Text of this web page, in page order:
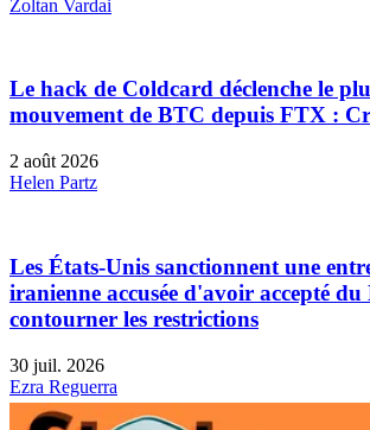
Zoltan Vardai
Le hack de Coldcard déclenche le
mouvement de BTC depuis FTX :
2 août 2026
Helen Partz
Les États-Unis sanctionnent une
iranienne accusée d'avoir accepté
contourner les restrictions
30 juil. 2026
Ezra Reguerra